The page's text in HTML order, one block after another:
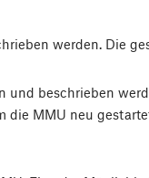
werden. Die
und beschrieben
die MMU neu